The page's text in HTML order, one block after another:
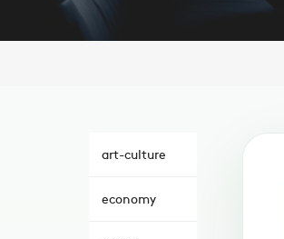
art-culture
economy